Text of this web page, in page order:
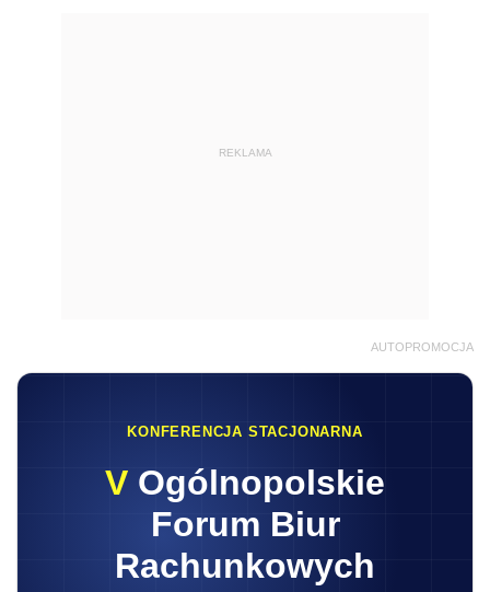
REKLAMA
AUTOPROMOCJA
KONFERENCJA STACJONARNA
V Ogólnopolskie
Forum Biur
Rachunkowych